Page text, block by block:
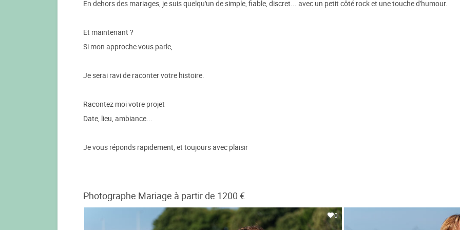
En dehors des mariages, je suis quelqu'un de simple, fiable, discret... avec un petit côté rock et une touche d'humour.
Et maintenant ?
Si mon approche vous parle,
Je serai ravi de raconter votre histoire.
Racontez moi votre projet
Date, lieu, ambiance...
Je vous réponds rapidement, et toujours avec plaisir
Photographe Mariage à partir de 1200 €
0